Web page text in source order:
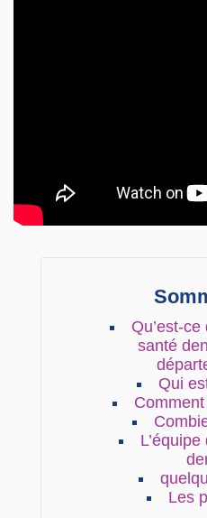
Qu’est-
santé
Qui
Les